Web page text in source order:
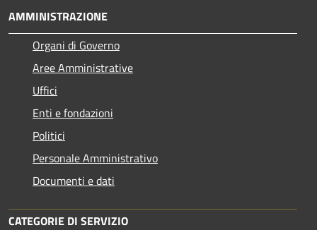
AMMINISTRAZIONE
Organi di Governo
Aree Amministrative
Uffici
Enti e fondazioni
Politici
Personale Amministrativo
Documenti e dati
CATEGORIE DI SERVIZIO